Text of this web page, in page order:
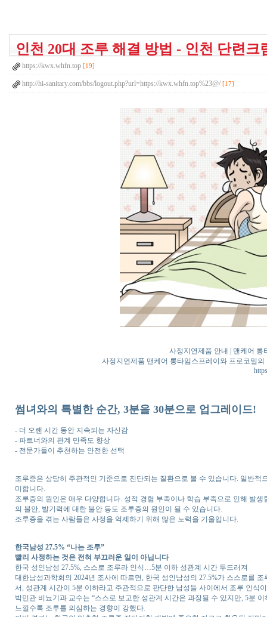
인천 20대 조루 해결 방법 - 인천 단련
https://kwx.whfn.top [19]
http://hi-sanitary.com/bbs/logout.php?url=https://kwx.whfn.top%23@/ [17]
사정지연제품 안내 | 맨케어 롱
사정지연제품 맨케어 롱타임스프레이와 프로코밀
썸녀와의 특별한 순간, 3분을 30분으로 업그레이드!
- 더 오랜 시간 동안 지속되는 자신감
- 파트너와의 관계 만족도 향상
- 전문가들이 추천하는 안전한 선택
조루증은 상당히 주관적인 기준으로 진단되는 질환으로 볼 수 있습니다. 일반
미합니다.
조루증의 원인은 매우 다양합니다. 성적 경험 부족이나 학습 부족으로 인해 발
의 불안, 발기력에 대한 불안 등도 조루증의 원인이 될 수 있습니다.
조루증을 겪는 사람들은 사정을 억제하기 위해 많은 노력을 기울입니다.
한국남성 27.5% “나는 조루”
빨리 사정하는 것은 전혀 부끄러운 일이 아닙니다
한국 성인남성 27.5%, 스스로 조루라 인식…5분 이하 성관계 시간 두드러져
대한남성과학회의 2024년 조사에 따르면, 한국 성인남성의 27.5%가 스스로를
서, 성관계 시간이 5분 이하라고 주관적으로 판단한 남성들 사이에서 조루 인식
박민관 비뇨기과 교수는 “스스로 보고한 성관계 시간은 과장될 수 있지만, 5분
느낄수록 조루를 의심하는 경향이 강했다.